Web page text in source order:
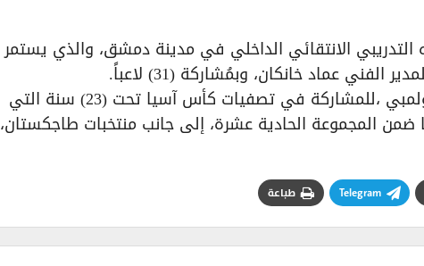
الانتقائي الداخلي في مدينة دمشق، والذي يستمر
عماد خانكان، وبمُشاركة (31) لاعباً.
ويُعد هذا المعسكر باكورة استعدادات منتخبنا الأولمبي ،للمشاركة في تصفيات كأس آسيا تحت (23) سنة التي
المجموعة الحادية عشرة، إلى جانب منتخبات طاجكستان،
Telegram طباعة